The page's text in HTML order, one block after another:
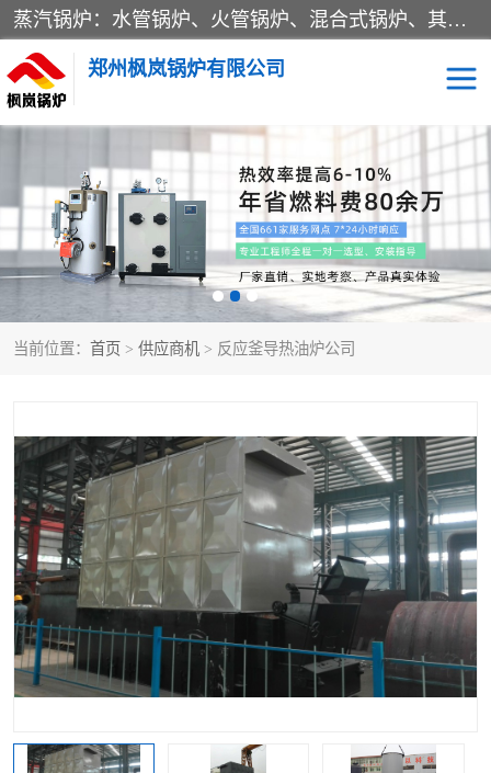
蒸汽锅炉：水管锅炉、火管锅炉、混合式锅炉、其他蒸汽锅炉； 热水锅炉：家用型集中供暖用热水锅炉、其他热水锅炉； 有机热载体锅炉； 船用蒸汽锅炉； （锅炉用辅助设备及装置）蒸汽冷凝器：表面冷凝器、混合式冷凝器、空冷式冷凝器、其他蒸汽冷凝器； 锅炉用辅助设备：节热器、蒸汽收集器、蓄能器、烟垢清除器、气体回收器、泥渣刮除器、空气预热器、其他锅炉用辅助设备；
郑州枫岚锅炉有限公司
当前位置： 首页 > 供应商机 > 反应釜导热油炉公司